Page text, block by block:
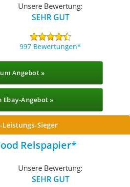
Unsere Bewertung:
SEHR GUT
997 Bewertungen
Angebot »
Ebay-Angebot »
Leistungs-Sieger
Reispapier
Unsere Bewertung:
SEHR GUT